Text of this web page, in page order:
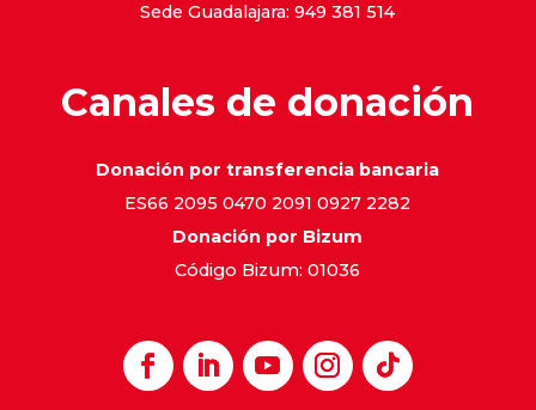
Sede Guadalajara: 949 381 514
Canales de donación
Donación por transferencia bancaria
ES66 2095 0470 2091 0927 2282
Donación por Bizum
Código Bizum: 01036